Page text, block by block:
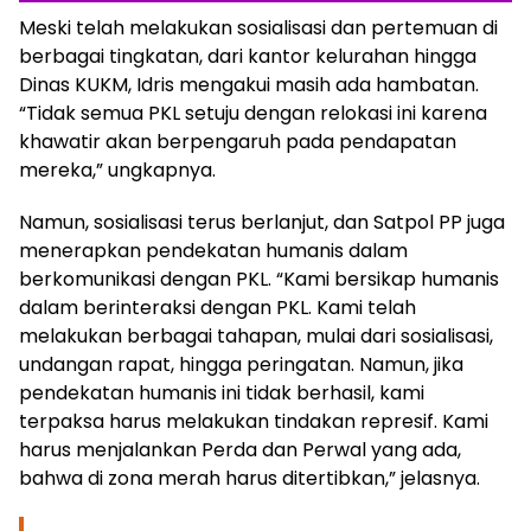
Berita Terkait: Reklame Videotron Melintang di
Jalan Riau Dibongkar, Total Sudah 12
Meski telah melakukan sosialisasi dan pertemuan di
berbagai tingkatan, dari kantor kelurahan hingga
Dinas KUKM, Idris mengakui masih ada hambatan.
“Tidak semua PKL setuju dengan relokasi ini karena
khawatir akan berpengaruh pada pendapatan
mereka,” ungkapnya.
Namun, sosialisasi terus berlanjut, dan Satpol PP juga
menerapkan pendekatan humanis dalam
berkomunikasi dengan PKL. “Kami bersikap humanis
dalam berinteraksi dengan PKL. Kami telah
melakukan berbagai tahapan, mulai dari sosialisasi,
undangan rapat, hingga peringatan. Namun, jika
pendekatan humanis ini tidak berhasil, kami
terpaksa harus melakukan tindakan represif. Kami
harus menjalankan Perda dan Perwal yang ada,
bahwa di zona merah harus ditertibkan,” jelasnya.